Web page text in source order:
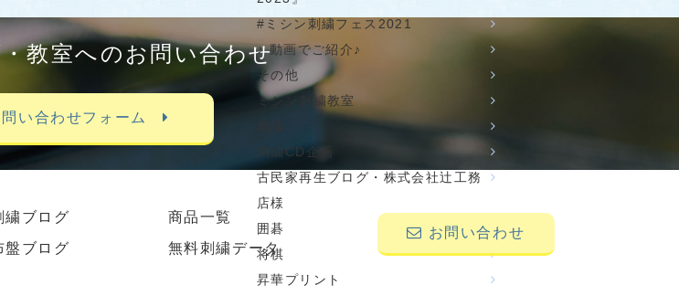
#ミシン刺繍フェス2021
♪ 動画でご紹介♪
その他
ミシン刺繍教室
刺繍CD企画
古民家再生ブログ・株式会社辻工務
店様
囲碁
将棋
昇華プリント
教室へのお問い合わせ
問い合わせフォーム
繍ブログ
盤ブログ
商品一覧
無料刺繍データ
お問い合わせ